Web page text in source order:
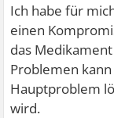
Ich habe für
einen
das
Problemen
Hauptproblem
wird.